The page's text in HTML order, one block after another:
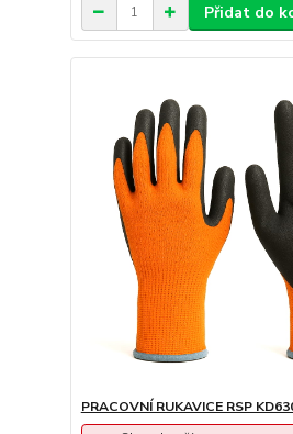
Přidat do
PRACOVNÍ RUKAVICE RSP